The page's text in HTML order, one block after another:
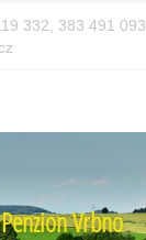
332, 383 491 093
Penzion Vrbno